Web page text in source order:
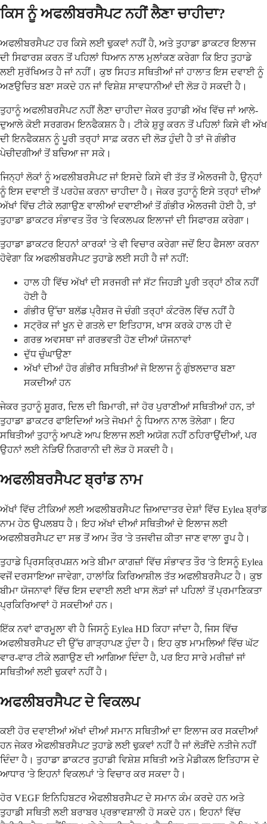
ਕਿਸ ਨੂੰ ਅਫਲੀਬਰਸੈਪਟ ਨਹੀਂ ਲੈਣਾ ਚਾਹੀਦਾ?
ਅਫਲੀਬਰਸੈਪਟ ਹਰ ਕਿਸੇ ਲਈ ਢੁਕਵਾਂ ਨਹੀਂ ਹੈ, ਅਤੇ ਤੁਹਾਡਾ ਡਾਕਟਰ ਇਲਾਜ
ਦੀ ਸਿਫਾਰਸ਼ ਕਰਨ ਤੋਂ ਪਹਿਲਾਂ ਧਿਆਨ ਨਾਲ ਮੁਲਾਂਕਣ ਕਰੇਗਾ ਕਿ ਇਹ ਤੁਹਾਡੇ
ਲਈ ਸੁਰੱਖਿਅਤ ਹੈ ਜਾਂ ਨਹੀਂ। ਕੁਝ ਸਿਹਤ ਸਥਿਤੀਆਂ ਜਾਂ ਹਾਲਾਤ ਇਸ ਦਵਾਈ ਨੂੰ
ਅਣਉਚਿਤ ਬਣਾ ਸਕਦੇ ਹਨ ਜਾਂ ਵਿਸ਼ੇਸ਼ ਸਾਵਧਾਨੀਆਂ ਦੀ ਲੋੜ ਹੋ ਸਕਦੀ ਹੈ।
ਤੁਹਾਨੂੰ ਅਫਲੀਬਰਸੈਪਟ ਨਹੀਂ ਲੈਣਾ ਚਾਹੀਦਾ ਜੇਕਰ ਤੁਹਾਡੀ ਅੱਖ ਵਿੱਚ ਜਾਂ ਆਲੇ-
ਦੁਆਲੇ ਕੋਈ ਸਰਗਰਮ ਇਨਫੈਕਸ਼ਨ ਹੈ। ਟੀਕੇ ਸ਼ੁਰੂ ਕਰਨ ਤੋਂ ਪਹਿਲਾਂ ਕਿਸੇ ਵੀ ਅੱਖ
ਦੀ ਇਨਫੈਕਸ਼ਨ ਨੂੰ ਪੂਰੀ ਤਰ੍ਹਾਂ ਸਾਫ਼ ਕਰਨ ਦੀ ਲੋੜ ਹੁੰਦੀ ਹੈ ਤਾਂ ਜੋ ਗੰਭੀਰ
ਪੇਚੀਦਗੀਆਂ ਤੋਂ ਬਚਿਆ ਜਾ ਸਕੇ।
ਜਿਨ੍ਹਾਂ ਲੋਕਾਂ ਨੂੰ ਅਫਲੀਬਰਸੈਪਟ ਜਾਂ ਇਸਦੇ ਕਿਸੇ ਵੀ ਤੱਤ ਤੋਂ ਐਲਰਜੀ ਹੈ, ਉਨ੍ਹਾਂ
ਨੂੰ ਇਸ ਦਵਾਈ ਤੋਂ ਪਰਹੇਜ਼ ਕਰਨਾ ਚਾਹੀਦਾ ਹੈ। ਜੇਕਰ ਤੁਹਾਨੂੰ ਇਸੇ ਤਰ੍ਹਾਂ ਦੀਆਂ
ਅੱਖਾਂ ਵਿੱਚ ਟੀਕੇ ਲਗਾਉਣ ਵਾਲੀਆਂ ਦਵਾਈਆਂ ਤੋਂ ਗੰਭੀਰ ਐਲਰਜੀ ਹੋਈ ਹੈ, ਤਾਂ
ਤੁਹਾਡਾ ਡਾਕਟਰ ਸੰਭਾਵਤ ਤੌਰ 'ਤੇ ਵਿਕਲਪਕ ਇਲਾਜਾਂ ਦੀ ਸਿਫਾਰਸ਼ ਕਰੇਗਾ।
ਤੁਹਾਡਾ ਡਾਕਟਰ ਇਹਨਾਂ ਕਾਰਕਾਂ 'ਤੇ ਵੀ ਵਿਚਾਰ ਕਰੇਗਾ ਜਦੋਂ ਇਹ ਫੈਸਲਾ ਕਰਨਾ
ਹੋਵੇਗਾ ਕਿ ਅਫਲੀਬਰਸੈਪਟ ਤੁਹਾਡੇ ਲਈ ਸਹੀ ਹੈ ਜਾਂ ਨਹੀਂ:
ਹਾਲ ਹੀ ਵਿੱਚ ਅੱਖਾਂ ਦੀ ਸਰਜਰੀ ਜਾਂ ਸੱਟ ਜਿਹੜੀ ਪੂਰੀ ਤਰ੍ਹਾਂ ਠੀਕ ਨਹੀਂ
ਹੋਈ ਹੈ
ਗੰਭੀਰ ਉੱਚਾ ਬਲੱਡ ਪ੍ਰੈਸ਼ਰ ਜੋ ਚੰਗੀ ਤਰ੍ਹਾਂ ਕੰਟਰੋਲ ਵਿੱਚ ਨਹੀਂ ਹੈ
ਸਟ੍ਰੋਕ ਜਾਂ ਖੂਨ ਦੇ ਗਤਲੇ ਦਾ ਇਤਿਹਾਸ, ਖਾਸ ਕਰਕੇ ਹਾਲ ਹੀ ਦੇ
ਗਰਭ ਅਵਸਥਾ ਜਾਂ ਗਰਭਵਤੀ ਹੋਣ ਦੀਆਂ ਯੋਜਨਾਵਾਂ
ਦੁੱਧ ਚੁੰਘਾਉਣਾ
ਅੱਖਾਂ ਦੀਆਂ ਹੋਰ ਗੰਭੀਰ ਸਥਿਤੀਆਂ ਜੋ ਇਲਾਜ ਨੂੰ ਗੁੰਝਲਦਾਰ ਬਣਾ
ਸਕਦੀਆਂ ਹਨ
ਜੇਕਰ ਤੁਹਾਨੂੰ ਸ਼ੂਗਰ, ਦਿਲ ਦੀ ਬਿਮਾਰੀ, ਜਾਂ ਹੋਰ ਪੁਰਾਣੀਆਂ ਸਥਿਤੀਆਂ ਹਨ, ਤਾਂ
ਤੁਹਾਡਾ ਡਾਕਟਰ ਫਾਇਦਿਆਂ ਅਤੇ ਜੋਖਮਾਂ ਨੂੰ ਧਿਆਨ ਨਾਲ ਤੋਲੇਗਾ। ਇਹ
ਸਥਿਤੀਆਂ ਤੁਹਾਨੂੰ ਆਪਣੇ ਆਪ ਇਲਾਜ ਲਈ ਅਯੋਗ ਨਹੀਂ ਠਹਿਰਾਉਂਦੀਆਂ, ਪਰ
ਉਹਨਾਂ ਲਈ ਨੇੜਿਓਂ ਨਿਗਰਾਨੀ ਦੀ ਲੋੜ ਹੋ ਸਕਦੀ ਹੈ।
ਅਫਲੀਬਰਸੈਪਟ ਬ੍ਰਾਂਡ ਨਾਮ
ਅੱਖਾਂ ਵਿੱਚ ਟੀਕਿਆਂ ਲਈ ਅਫਲੀਬਰਸੈਪਟ ਜ਼ਿਆਦਾਤਰ ਦੇਸ਼ਾਂ ਵਿੱਚ Eylea ਬ੍ਰਾਂਡ
ਨਾਮ ਹੇਠ ਉਪਲਬਧ ਹੈ। ਇਹ ਅੱਖਾਂ ਦੀਆਂ ਸਥਿਤੀਆਂ ਦੇ ਇਲਾਜ ਲਈ
ਅਫਲੀਬਰਸੈਪਟ ਦਾ ਸਭ ਤੋਂ ਆਮ ਤੌਰ 'ਤੇ ਤਜਵੀਜ਼ ਕੀਤਾ ਜਾਣ ਵਾਲਾ ਰੂਪ ਹੈ।
ਤੁਹਾਡੇ ਪ੍ਰਿਸਕ੍ਰਿਪਸ਼ਨ ਅਤੇ ਬੀਮਾ ਕਾਗਜ਼ਾਂ ਵਿੱਚ ਸੰਭਾਵਤ ਤੌਰ 'ਤੇ ਇਸਨੂੰ Eylea
ਵਜੋਂ ਦਰਸਾਇਆ ਜਾਵੇਗਾ, ਹਾਲਾਂਕਿ ਕਿਰਿਆਸ਼ੀਲ ਤੱਤ ਅਫਲੀਬਰਸੈਪਟ ਹੈ। ਕੁਝ
ਬੀਮਾ ਯੋਜਨਾਵਾਂ ਵਿੱਚ ਇਸ ਦਵਾਈ ਲਈ ਖਾਸ ਲੋੜਾਂ ਜਾਂ ਪਹਿਲਾਂ ਤੋਂ ਪ੍ਰਮਾਣਿਕਤਾ
ਪ੍ਰਕਿਰਿਆਵਾਂ ਹੋ ਸਕਦੀਆਂ ਹਨ।
ਇੱਕ ਨਵਾਂ ਫਾਰਮੂਲਾ ਵੀ ਹੈ ਜਿਸਨੂੰ Eylea HD ਕਿਹਾ ਜਾਂਦਾ ਹੈ, ਜਿਸ ਵਿੱਚ
ਅਫਲੀਬਰਸੈਪਟ ਦੀ ਉੱਚ ਗਾੜ੍ਹਾਪਣ ਹੁੰਦਾ ਹੈ। ਇਹ ਕੁਝ ਮਾਮਲਿਆਂ ਵਿੱਚ ਘੱਟ
ਵਾਰ-ਵਾਰ ਟੀਕੇ ਲਗਾਉਣ ਦੀ ਆਗਿਆ ਦਿੰਦਾ ਹੈ, ਪਰ ਇਹ ਸਾਰੇ ਮਰੀਜ਼ਾਂ ਜਾਂ
ਸਥਿਤੀਆਂ ਲਈ ਢੁਕਵਾਂ ਨਹੀਂ ਹੈ।
ਅਫਲੀਬਰਸੈਪਟ ਦੇ ਵਿਕਲਪ
ਕਈ ਹੋਰ ਦਵਾਈਆਂ ਅੱਖਾਂ ਦੀਆਂ ਸਮਾਨ ਸਥਿਤੀਆਂ ਦਾ ਇਲਾਜ ਕਰ ਸਕਦੀਆਂ
ਹਨ ਜੇਕਰ ਐਫਲੀਬਰਸੈਪਟ ਤੁਹਾਡੇ ਲਈ ਢੁਕਵਾਂ ਨਹੀਂ ਹੈ ਜਾਂ ਲੋੜੀਂਦੇ ਨਤੀਜੇ ਨਹੀਂ
ਦਿੰਦਾ ਹੈ। ਤੁਹਾਡਾ ਡਾਕਟਰ ਤੁਹਾਡੀ ਵਿਸ਼ੇਸ਼ ਸਥਿਤੀ ਅਤੇ ਮੈਡੀਕਲ ਇਤਿਹਾਸ ਦੇ
ਆਧਾਰ 'ਤੇ ਇਹਨਾਂ ਵਿਕਲਪਾਂ 'ਤੇ ਵਿਚਾਰ ਕਰ ਸਕਦਾ ਹੈ।
ਹੋਰ VEGF ਇਨਿਹਿਬਟਰ ਐਫਲੀਬਰਸੈਪਟ ਦੇ ਸਮਾਨ ਕੰਮ ਕਰਦੇ ਹਨ ਅਤੇ
ਤੁਹਾਡੀ ਸਥਿਤੀ ਲਈ ਬਰਾਬਰ ਪ੍ਰਭਾਵਸ਼ਾਲੀ ਹੋ ਸਕਦੇ ਹਨ। ਇਹਨਾਂ ਵਿੱਚ